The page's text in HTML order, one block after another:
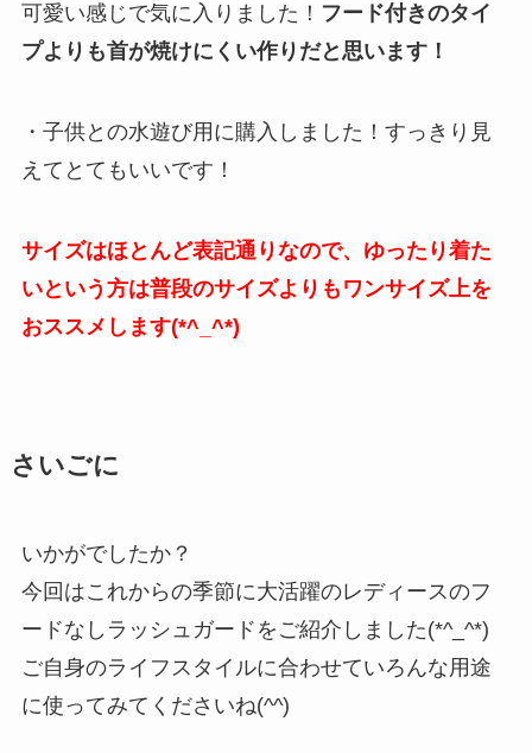
可愛い感じで気に入りました！ フード付きのタイ
プよりも首が焼けにくい作りだと思います！
・子供との水遊び用に購入しました！すっきり見
えてとてもいいです！
サイズはほとんど表記通りなので、ゆったり着た
いという方は普段のサイズよりもワンサイズ上を
おススメします(*^_^*)
さいごに
いかがでしたか？
今回はこれからの季節に大活躍のレディースのフ
ードなしラッシュガードをご紹介しました(*^_^*)
ご自身のライフスタイルに合わせていろんな用途
に使ってみてくださいね(^^)